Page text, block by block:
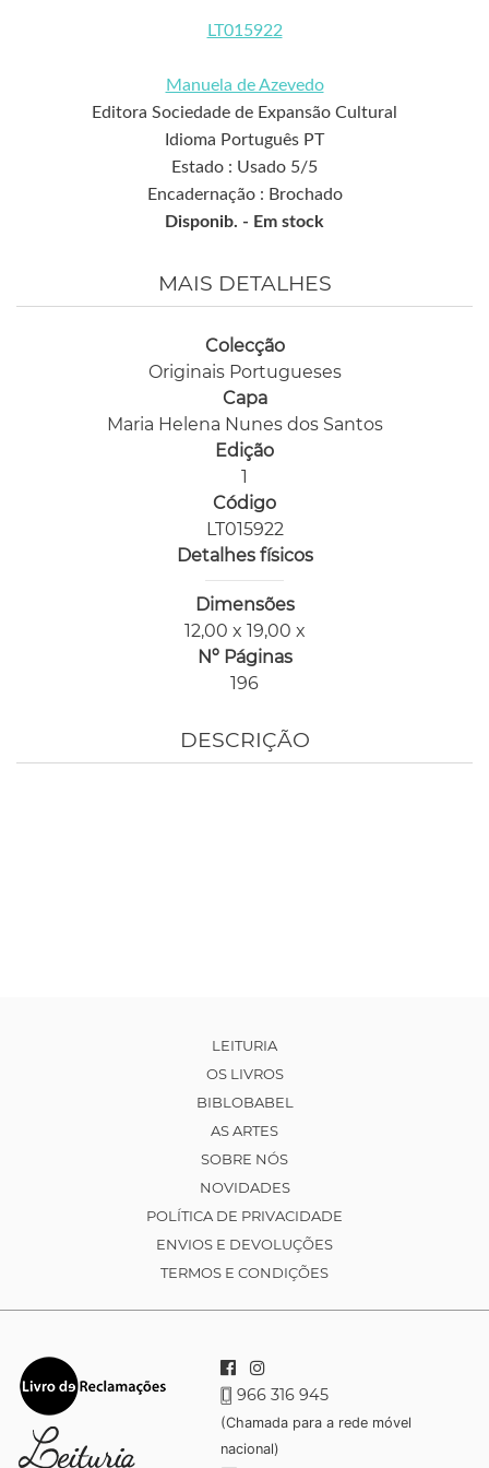
LT015922
Manuela de Azevedo
Editora Sociedade de Expansão Cultural
Idioma Português PT
Estado : Usado 5/5
Encadernação : Brochado
Disponib. - Em stock
MAIS DETALHES
Colecção
Originais Portugueses
Capa
Maria Helena Nunes dos Santos
Edição
1
Código
LT015922
Detalhes físicos
Dimensões
12,00 x 19,00 x
Nº Páginas
196
DESCRIÇÃO
LEITURIA
OS LIVROS
BIBLOBABEL
AS ARTES
SOBRE NÓS
NOVIDADES
POLÍTICA DE PRIVACIDADE
ENVIOS E DEVOLUÇÕES
TERMOS E CONDIÇÕES
966 316 945
(Chamada para a rede móvel
nacional)